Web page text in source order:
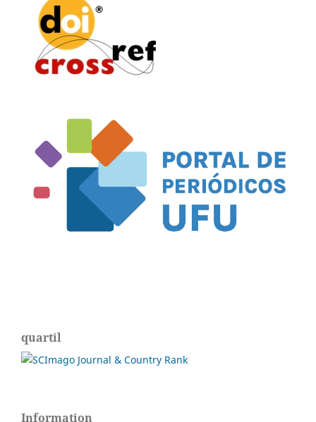
quartil
Information